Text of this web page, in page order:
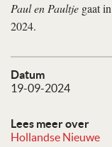
Datum
19-09-2024
Lees meer over
Hollandse Nieuwe
Paul en Paultje gaat
2024.